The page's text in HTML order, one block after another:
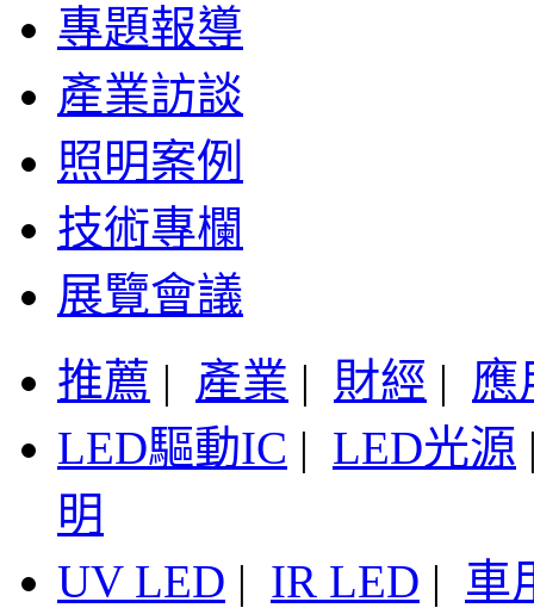
專題報導
產業訪談
照明案例
技術專欄
展覽會議
推薦 | 產業 | 財經 | 應
LED驅動IC | LED光源
明
UV LED | IR LED | 車